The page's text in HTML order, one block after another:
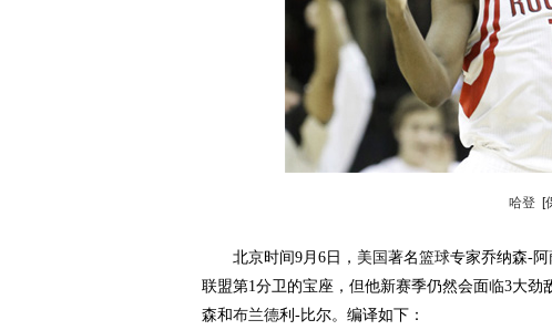
哈登 [
北京时间9月6日， 美国 著名篮球专家乔纳森-
联盟第1分卫的宝座，但他新赛季仍然会面临3大
森和布兰德利-比尔。编译如下：